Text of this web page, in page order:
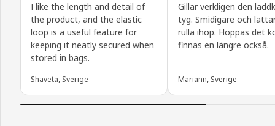
I like the length and detail of
the product, and the elastic
loop is a useful feature for
keeping it neatly secured when
stored in bags.
Shaveta, Sverige
Gillar verkligen den
tyg. Smidigare och
rulla ihop. Hoppas det
finnas en längre också.
Mariann, Sverige